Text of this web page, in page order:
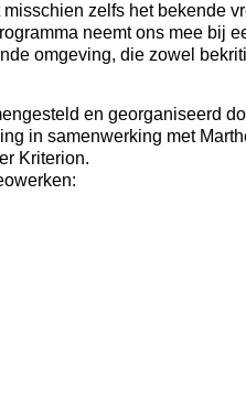
zelfs het bekende
neemt ons mee bij
omgeving, die zowel
en georganiseerd
in samenwerking met
Kriterion.